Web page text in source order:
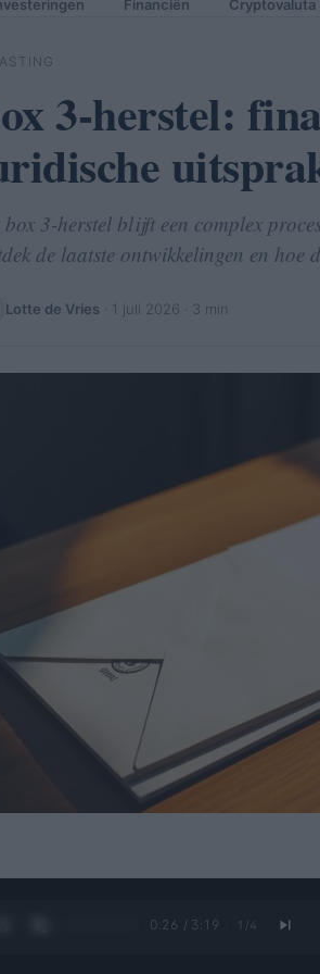
Financiën Cryptovaluta
3-herstel:
box 3-herstel blijft een complex
de laatste ontwikkelingen en hoe
Lotte de Vries 1 juli 2026 · 3 min
0:27 / 3:19 1 /4